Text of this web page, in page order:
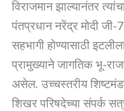
विराजमान झाल्यानंतर
पंतप्रधान नरेंद्र मोदी जी-
सहभागी होण्यासाठी
प्रामुख्याने जागतिक भू-
असेल. उच्चस्तरीय
शिखर परिषदेच्या संपर्क